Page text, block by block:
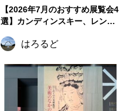
【2026年7月のおすすめ展覧会4
選】カンディンスキー、レンブ
つわの美へ。夏に訪れたい注目
はろるど